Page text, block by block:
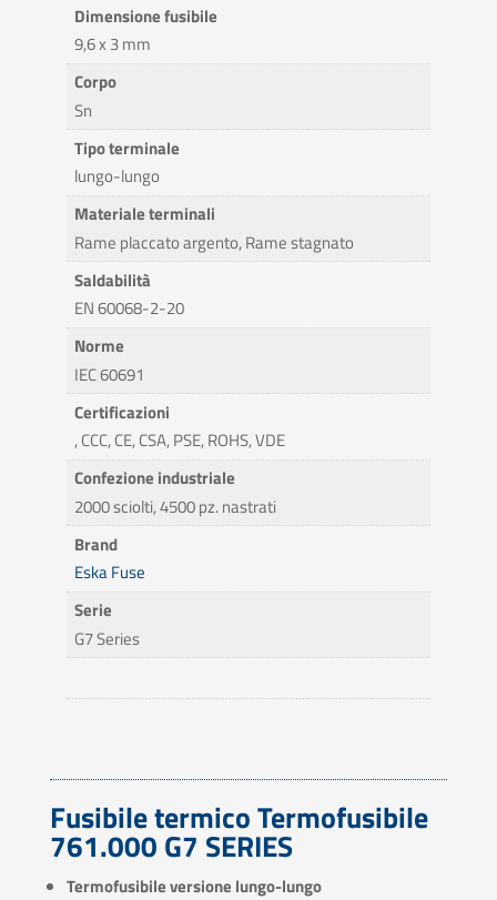
Dimensione fusibile
9,6 x 3 mm
Corpo
Sn
Tipo terminale
lungo-lungo
Materiale terminali
Rame placcato argento, Rame stagnato
Saldabilità
EN 60068-2-20
Norme
IEC 60691
Certificazioni
, CCC, CE, CSA, PSE, ROHS, VDE
Confezione industriale
2000 sciolti, 4500 pz. nastrati
Brand
Eska Fuse
Serie
G7 Series
Fusibile termico Termofusibile
761.000 G7 SERIES
Termofusibile versione lungo-lungo